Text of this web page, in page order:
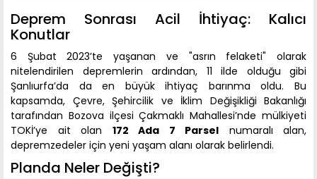
Deprem Sonrası Acil İhtiyaç: Kalıcı
Konutlar
6 Şubat 2023’te yaşanan ve "asrın felaketi" olarak
nitelendirilen depremlerin ardından, 11 ilde olduğu gibi
Şanlıurfa’da da en büyük ihtiyaç barınma oldu. Bu
kapsamda, Çevre, Şehircilik ve İklim Değişikliği Bakanlığı
tarafından Bozova ilçesi Çakmaklı Mahallesi’nde mülkiyeti
TOKİ’ye ait olan 172 Ada 7 Parsel numaralı alan,
depremzedeler için yeni yaşam alanı olarak belirlendi.
Planda Neler Değişti?